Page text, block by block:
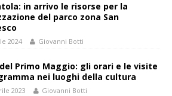
in arrivo le risorse per la
del parco zona San
2024 Giovanni Botti
Primo Maggio: gli orari e le visite
nei luoghi della cultura
2023 Giovanni Botti